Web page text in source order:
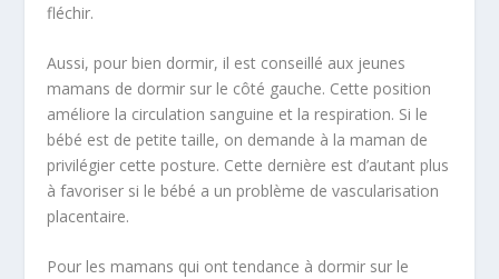
fléchir.
Aussi, pour bien dormir, il est conseillé aux jeunes
mamans de dormir sur le côté gauche. Cette position
améliore la circulation sanguine et la respiration. Si le
bébé est de petite taille, on demande à la maman de
privilégier cette posture. Cette dernière est d’autant plus
à favoriser si le bébé a un problème de vascularisation
placentaire.
Pour les mamans qui ont tendance à dormir sur le